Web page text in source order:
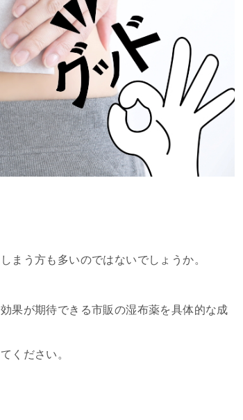
まう方も多いのではないでしょうか。
果が期待できる市販の湿布薬を具体的な成
ください。